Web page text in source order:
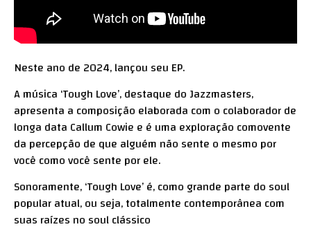
Neste ano de 2024, lançou seu EP.
A música ‘Tough Love’, destaque do Jazzmasters,
apresenta a composição elaborada com o colaborador de
longa data Callum Cowie e é uma exploração comovente
da percepção de que alguém não sente o mesmo por
você como você sente por ele.
Sonoramente, ‘Tough Love’ é, como grande parte do soul
popular atual, ou seja, totalmente contemporânea com
suas raízes no soul clássico